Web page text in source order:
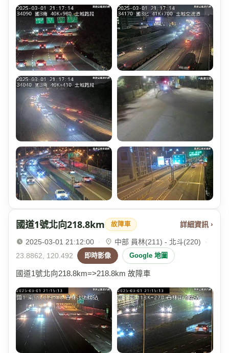
國道1號北向218.8km 故障車 詳細資訊 ›
2025-03-01 21:12:00 · 中部 員林(211) - 北斗(220)
·
23.8862, 120.492
即時影像 Google 地圖
國道1號北向218.8km=>218.8km 故障車